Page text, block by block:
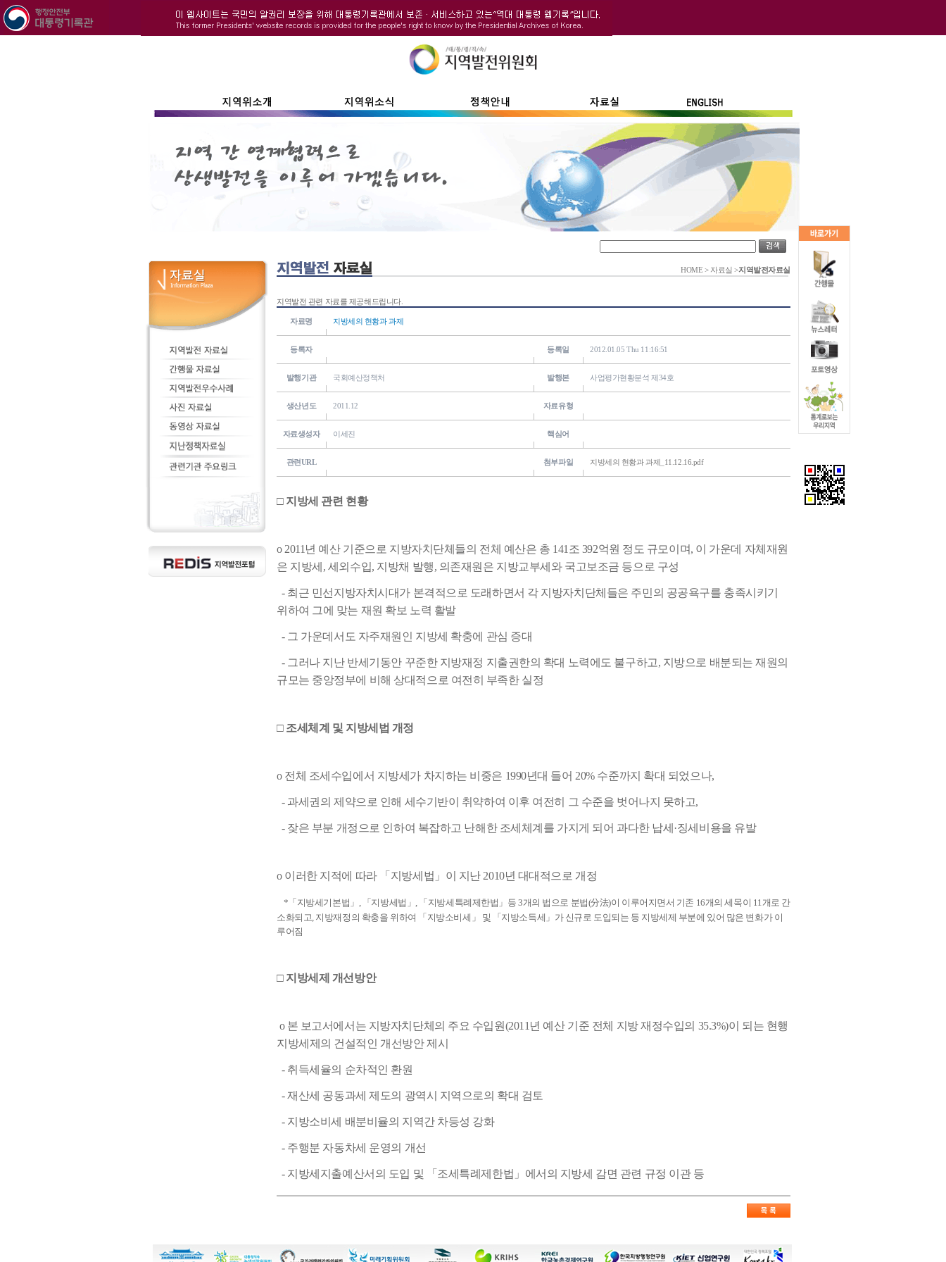
HOME > 자료실 >지역발전자료실
지역발전 관련 자료를 제공해드립니다.
자료명 지방세의 현황과 과제
등록자 등록일 2012.01.05 Thu 11:16:51
발행기관 국회예산정책처 발행본 사업평가현황분석 제34호
생산년도 2011.12 자료유형
자료생성자 이세진 핵심어
관련URL 첨부파일 지방세의 현황과 과제_11.12.16.pdf
□ 지방세 관련 현황
o 2011년 예산 기준으로 지방자치단체들의 전체 예산은 총 141조 392억원 정도 규모이며, 이 가운데 자체재원
은 지방세, 세외수입, 지방채 발행, 의존재원은 지방교부세와 국고보조금 등으로 구성
- 최근 민선지방자치시대가 본격적으로 도래하면서 각 지방자치단체들은 주민의 공공욕구를 충족시키기
위하여 그에 맞는 재원 확보 노력 활발
- 그 가운데서도 자주재원인 지방세 확충에 관심 증대
- 그러나 지난 반세기동안 꾸준한 지방재정 지출권한의 확대 노력에도 불구하고, 지방으로 배분되는 재원의
규모는 중앙정부에 비해 상대적으로 여전히 부족한 실정
□ 조세체계 및 지방세법 개정
o 전체 조세수입에서 지방세가 차지하는 비중은 1990년대 들어 20% 수준까지 확대 되었으나,
- 과세권의 제약으로 인해 세수기반이 취약하여 이후 여전히 그 수준을 벗어나지 못하고,
- 잦은 부분 개정으로 인하여 복잡하고 난해한 조세체계를 가지게 되어 과다한 납세·징세비용을 유발
o 이러한 지적에 따라 「지방세법」이 지난 2010년 대대적으로 개정
*「지방세기본법」, 「지방세법」, 「지방세특례제한법」등 3개의 법으로 분법(分法)이 이루어지면서 기존 16개의 세목이 11개로 간
소화되고, 지방재정의 확충을 위하여 「지방소비세」 및 「지방소득세」가 신규로 도입되는 등 지방세제 부분에 있어 많은 변화가 이
루어짐
□ 지방세제 개선방안
o 본 보고서에서는 지방자치단체의 주요 수입원(2011년 예산 기준 전체 지방 재정수입의 35.3%)이 되는 현행
지방세제의 건설적인 개선방안 제시
- 취득세율의 순차적인 환원
- 재산세 공동과세 제도의 광역시 지역으로의 확대 검토
- 지방소비세 배분비율의 지역간 차등성 강화
- 주행분 자동차세 운영의 개선
- 지방세지출예산서의 도입 및 「조세특례제한법」에서의 지방세 감면 관련 규정 이관 등